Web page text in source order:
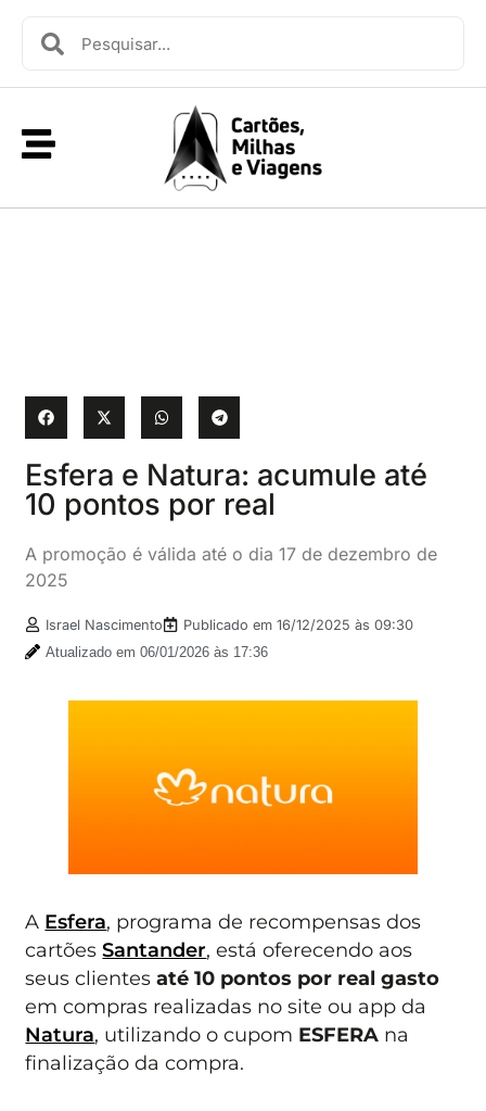
Esfera e Natura: acumule até
10 pontos por real
A promoção é válida até o dia 17 de dezembro de
2025
Israel Nascimento Publicado em16/12/2025 às 09:30
Atualizado em 06/01/2026 às 17:36
A Esfera, programa de recompensas dos
cartõesSantander, está oferecendo aos
seus clientesaté 10 pontos por real gasto
em compras realizadas no site ou app da
Natura, utilizando o cupom ESFERA na
finalização da compra.